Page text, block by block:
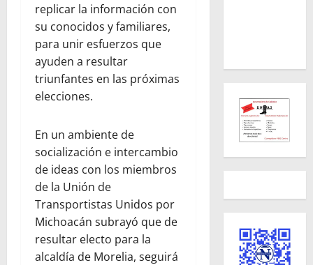
replicar la información con
su conocidos y familiares,
para unir esfuerzos que
ayuden a resultar
triunfantes en las próximas
elecciones.
En un ambiente de
socialización e intercambio
de ideas con los miembros
de la Unión de
Transportistas Unidos por
Michoacán subrayó que de
resultar electo para la
alcaldía de Morelia, seguirá